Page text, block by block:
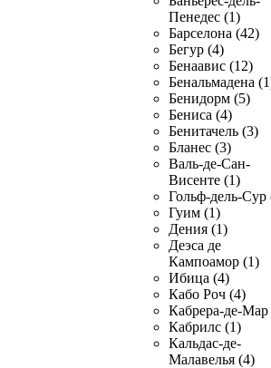
Пенедес (1)
Барселона (42)
Бегур (4)
Бенаавис (12)
Бенальмадена
Бенидорм (5)
Бениса (4)
Бенитачель (3)
Бланес (3)
Валь-де-Сан-
Висенте (1)
Гольф-дель-Сур
Гуим (1)
Дения (1)
Деэса де
Кампоамор (1)
Ибица (4)
Кабо Роч (4)
Кабрера-де-Мар
Кабрилс (1)
Кальдас-де-
Малавелья (4)